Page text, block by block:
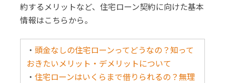
約するメリットなど、住宅ローン契約に向けた基本
情報はこちらから。
・頭金なしの住宅ローンってどうなの？知って
おきたいメリット・デメリットについて
・住宅ローンはいくらまで借りられるの？無理